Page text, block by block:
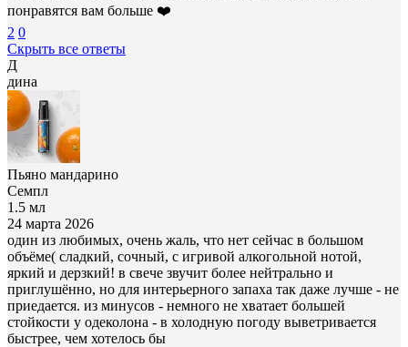
понравятся вам больше ❤️
2 0
Скрыть все ответы
Д
дина
Пьяно мандарино
Семпл
1.5 мл
24 марта 2026
один из любимых, очень жаль, что нет сейчас в большом
объёме( сладкий, сочный, с игривой алкогольной нотой,
яркий и дерзкий! в свече звучит более нейтрально и
приглушённо, но для интерьерного запаха так даже лучше - не
приедается. из минусов - немного не хватает большей
стойкости у одеколона - в холодную погоду выветривается
быстрее, чем хотелось бы